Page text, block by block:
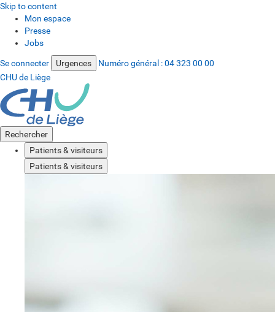
Skip to content
Mon espace
Presse
Jobs
Se connecter Urgences Numéro général :04 323 00 00
CHU de Liège
Rechercher
Patients & visiteurs
Patients & visiteurs